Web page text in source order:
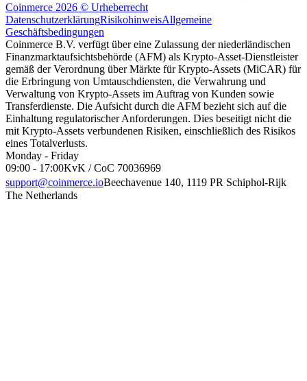
Coinmerce 2026 © Urheberrecht
DatenschutzerklärungRisikohinweisAllgemeine
Geschäftsbedingungen
Coinmerce B.V. verfügt über eine Zulassung der niederländischen
Finanzmarktaufsichtsbehörde (AFM) als Krypto-Asset-Dienstleister
gemäß der Verordnung über Märkte für Krypto-Assets (MiCAR) für
die Erbringung von Umtauschdiensten, die Verwahrung und
Verwaltung von Krypto-Assets im Auftrag von Kunden sowie
Transferdienste. Die Aufsicht durch die AFM bezieht sich auf die
Einhaltung regulatorischer Anforderungen. Dies beseitigt nicht die
mit Krypto-Assets verbundenen Risiken, einschließlich des Risikos
eines Totalverlusts.
Monday - Friday
09:00 - 17:00KvK / CoC 70036969
support@coinmerce.ioBeechavenue 140, 1119 PR Schiphol-Rijk
The Netherlands